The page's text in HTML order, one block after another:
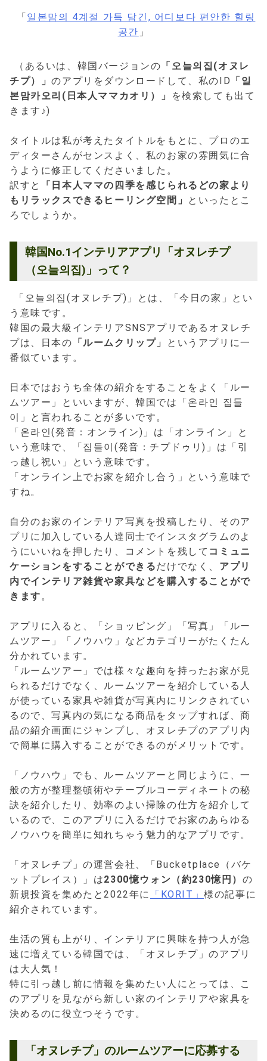
「일본맘의 4계절 가득 담긴, 어디보다 편안한 힐링
공간 」
（あるいは、韓国バージョンの 「오늘의집(オヌレ
チプ）」のアプリをダウンロードして、私のID 「일
본맘카오리(日本人ママカオリ）」
を検索しても出て
きます♪)
タイトルは私が考えたタイトルをもとに、プロのエ
ディターさんがセンスよく、私のお家の雰囲気に合
うように修正してくださいました。
訳すと
「日本人ママの四季を感じられるどの家より
もリラックスできるヒーリング空間」 といったとこ
ろでしょうか。
韓国No.1インテリアアプリ「オヌレチプ
（오늘의집)」って？
「오늘의집(オヌレチプ)」とは、「今日の家」とい
う意味です。
韓国の最大級インテリアSNSアプリであるオヌレチ
プは、日本の 「ルームクリップ」
というアプリに一
番似ています。
日本ではおうち全体の紹介をすることをよく「ルー
ムツアー」といいますが、韓国では「온라인 집들
이」と言われることが多いです。
「온라인(発音：オンライン)」は「オンライン」と
いう意味で、「집들이(発音：チプドゥリ)」は「引
っ越し祝い」という意味です。
「オンライン上でお家を紹介し合う」という意味で
すね。
自分のお家のインテリア写真を投稿したり、そのア
プリに加入している人達同士でインスタグラムのよ
うにいいねを押したり、コメントを残して コミュニ
ケーションをすることができるだけでなく、 アプリ
内でインテリア雑貨や家具などを購入することがで
きます。
アプリに入ると、「ショッピング」「写真」「ルー
ムツアー」「ノウハウ」などカテゴリーがたくたん
分かれています。
「ルームツアー」では様々な趣向を持ったお家が見
られるだけでなく、ルームツアーを紹介している人
が使っている家具や雑貨が写真内にリンクされてい
るので、写真内の気になる商品をタップすれば、商
品の紹介画面にジャンプし、オヌレチプのアプリ内
で簡単に購入することができるのがメリットです。
「ノウハウ」でも、ルームツアーと同じように、一
般の方が整理整頓術やテーブルコーディネートの秘
訣を紹介したり、効率のよい掃除の仕方を紹介して
いるので、このアプリに入るだけでお家のあらゆる
ノウハウを簡単に知れちゃう魅力的なアプリです。
「オヌレチプ」の運営会社、「Bucketplace（バケ
ットプレイス）」は2300憶ウォン（約230憶円）の
新規投資を集めたと2022年に
「KORIT」様の記事に
紹介されています。
生活の質も上がり、インテリアに興味を持つ人が急
速に増えている韓国では、「オヌレチプ」のアプリ
は大人気！
特に引っ越し前に情報を集めたい人にとっては、こ
のアプリを見ながら新しい家のインテリアや家具を
決めるのに役立つそうです。
「オヌレチプ」のルームツアーに応募する